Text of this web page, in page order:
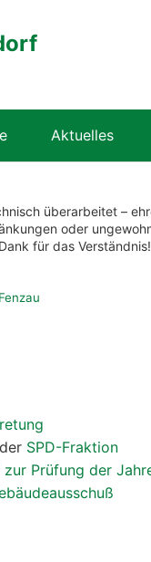
Aktuelles
überarbeitet –
oder
für das Verständnis!
SPD-Fraktion
zur Prüfung der